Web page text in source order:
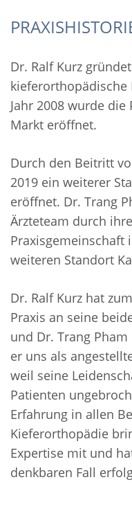
Dr. Ralf Kurz
kieferorthopädische
Jahr 2008 wurde
Markt eröffnet.
Durch den Beitritt
2019 ein weiterer
eröffnet. Dr. Trang
Ärzteteam durch
Praxisgemeinschaft
weiteren Standort
Dr. Ralf Kurz hat
Praxis an seine
und Dr. Trang
er uns als
weil seine
Patienten
Erfahrung in allen
Kieferorthopädie
Expertise mit und
denkbaren Fall